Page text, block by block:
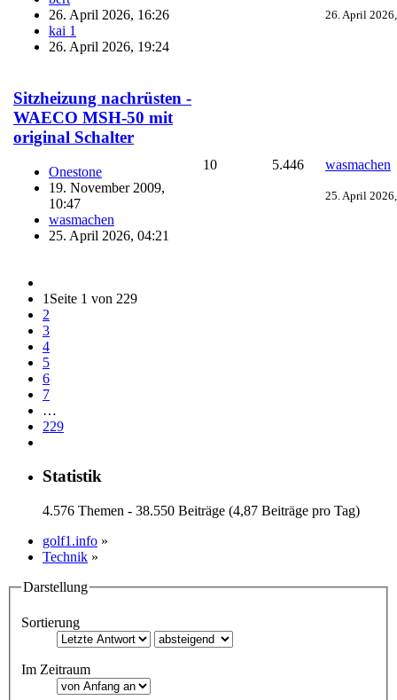
26. April 2026, 16:26
kai 1
26. April 2026, 19:24
26. April
Sitzheizung nachrüsten -
WAECO MSH-50 mit
original Schalter
Onestone
19. November 2009,
10:47
wasmachen
25. April 2026, 04:21
10 5.446 wasmachen
25. April
1 Seite 1 von 229
2
3
4
5
6
7
…
229
Statistik
4.576 Themen - 38.550 Beiträge (4,87 Beiträge pro Tag)
golf1.info »
Technik »
Darstellung
Sortierung
Im Zeitraum